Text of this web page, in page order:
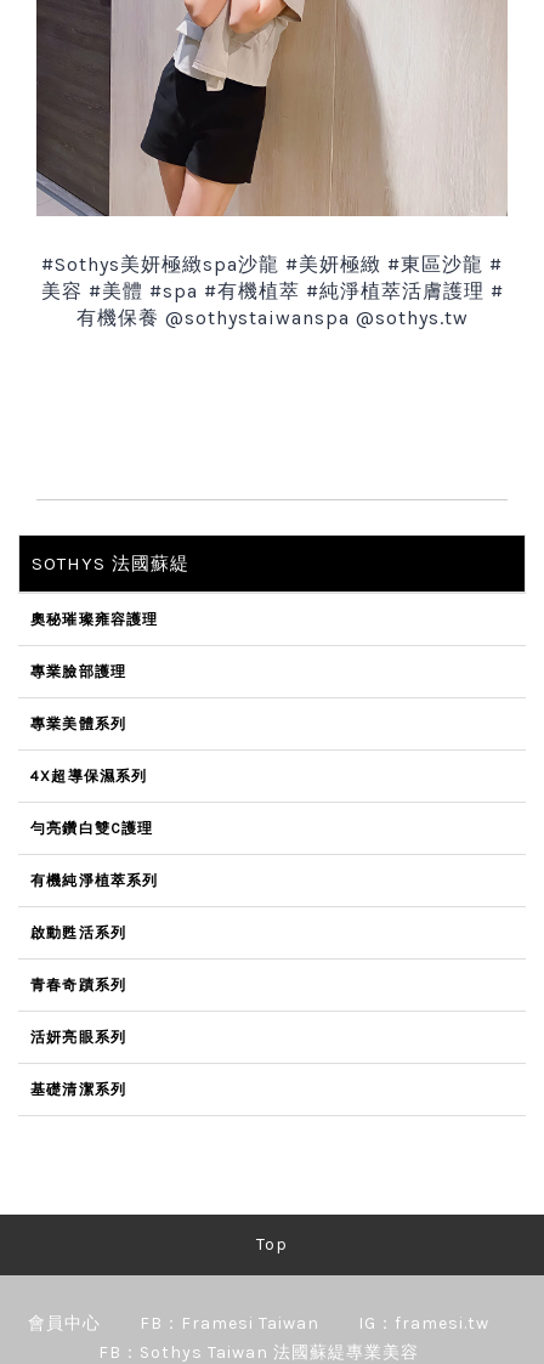
#Sothys美妍極緻spa沙龍 #美妍極緻 #東區沙龍 #
美容 #美體 #spa #有機植萃 #純淨植萃活膚護理 #
有機保養 @sothystaiwanspa @sothys.tw
SOTHYS 法國蘇緹
奧秘璀璨雍容護理
專業臉部護理
專業美體系列
4X超導保濕系列
勻亮鑽白雙C護理
有機純淨植萃系列
啟動甦活系列
青春奇蹟系列
活妍亮眼系列
基礎清潔系列
Top
會員中心 FB：Framesi Taiwan
IG：framesi.tw
FB：Sothys Taiwan 法國蘇緹專業美容